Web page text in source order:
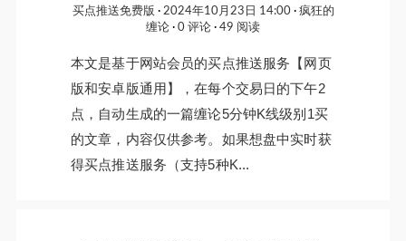
买点推送免费版 2024年10月23日 14:00
疯狂的
缠论
0 评论 49 阅读
本文是基于网站会员的买点推送服务【网页
版和安卓版通用】，在每个交易日的下午2
点，自动生成的一篇缠论5分钟K线级别1买
的文章，内容仅供参考。如果想盘中实时获
得买点推送服务（支持5种K...